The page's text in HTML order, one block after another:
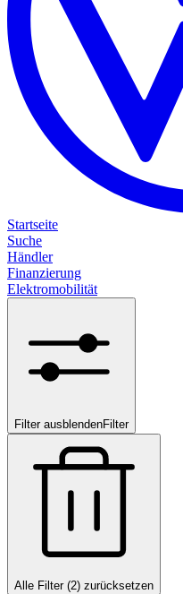
Startseite
Suche
Händler
Finanzierung
Elektromobilität
Filter ausblendenFilter
Alle Filter (2) zurücksetzen